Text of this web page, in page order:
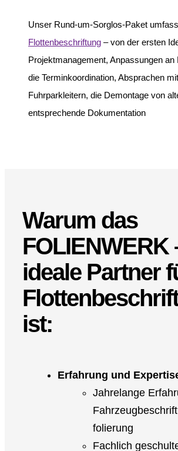
Unser Rund-um-Sorglos-Paket
Flottenbeschriftung – von der ersten
Projektmanagement, Anpassungen an
die Terminkoordination, Absprachen
Fuhrparkleitern, die Demontage von
entsprechende Dokumentation
Warum das
FOLIENWERK
ideale Partner
ist:
Erfahrung und
Jahrelange
folierung
Fachlich